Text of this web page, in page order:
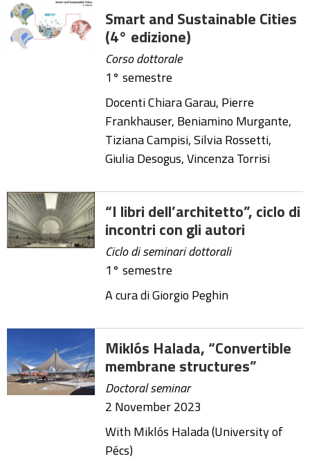
Smart and Sustainable Cities
(4° edizione)
Corso dottorale
1° semestre
Docenti Chiara Garau, Pierre
Frankhauser, Beniamino Murgante,
Tiziana Campisi, Silvia Rossetti,
Giulia Desogus, Vincenza Torrisi
“I libri dell’architetto”, ciclo di
incontri con gli autori
Ciclo di seminari dottorali
1° semestre
A cura di Giorgio Peghin
Miklós Halada, “Convertible
membrane structures”
Doctoral seminar
2 November 2023
With Miklós Halada (University of
Pécs)